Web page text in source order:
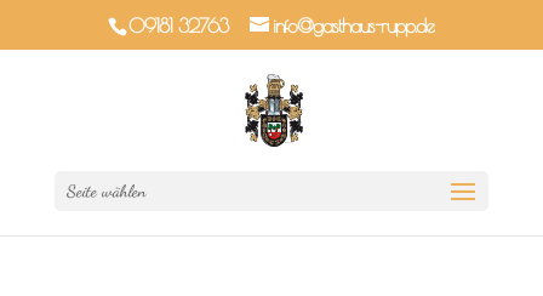
09181 32763 info@gasthaus-rupp.de
Seite wählen